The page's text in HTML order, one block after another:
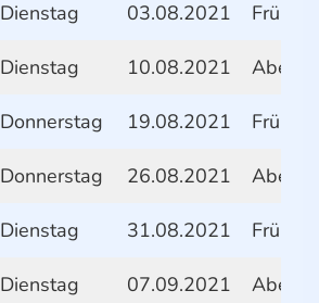
Dienstag 03.08.2021
Dienstag 10.08.2021 Abend
Donnerstag 19.08.2021
Donnerstag 26.08.2021 Abend
Dienstag 31.08.2021
Dienstag 07.09.2021 Abend